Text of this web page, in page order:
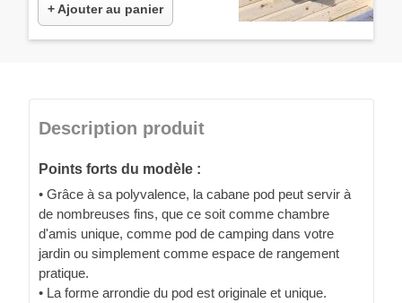
+ Ajouter au panier
Description produit
Points forts du modèle :
• Grâce à sa polyvalence, la cabane pod peut servir à
de nombreuses fins, que ce soit comme chambre
d'amis unique, comme pod de camping dans votre
jardin ou simplement comme espace de rangement
pratique.
• La forme arrondie du pod est originale et unique.